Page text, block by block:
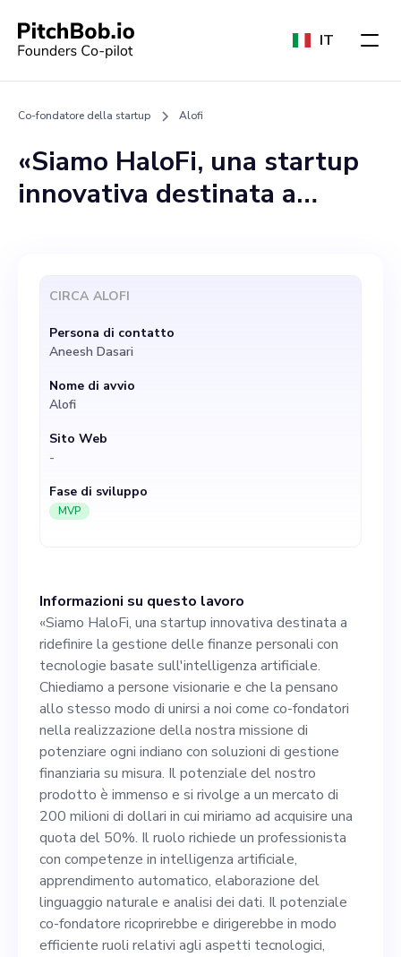
IT
Co-fondatore della startup Alofi
«Siamo HaloFi, una startup
innovativa destinata a
tecnologie basate
sull'intelligenza artificiale.
Chiediamo a persone
visionarie e che la pensano
allo stesso modo di unirsi a
noi come co-fondatori nella
realizzazione della nostra
missione di potenziare ogni
misura. Il potenziale del
nostro prodotto è immenso e
si rivolge a un mercato di
200 milioni di dollari in cui
miriamo ad acquisire una
quota del 50%. Il ruolo
richiede un professionista
con competenze in
intelligenza artificiale,
apprendimento automatico,
elaborazione del linguaggio
Informazioni su questo lavoro
«Siamo HaloFi, una startup innovativa destinata a
ridefinire la gestione delle finanze personali con
tecnologie basate sull'intelligenza artificiale.
Chiediamo a persone visionarie e che la pensano
allo stesso modo di unirsi a noi come co-fondatori
nella realizzazione della nostra missione di
potenziare ogni indiano con soluzioni di gestione
finanziaria su misura. Il potenziale del nostro
prodotto è immenso e si rivolge a un mercato di
200 milioni di dollari in cui miriamo ad acquisire una
quota del 50%. Il ruolo richiede un professionista
con competenze in intelligenza artificiale,
apprendimento automatico, elaborazione del
linguaggio naturale e analisi dei dati. Il potenziale
co-fondatore ricoprirebbe e dirigerebbe in modo
efficiente ruoli relativi agli aspetti tecnologici,
CIRCA ALOFI
Persona di contatto
Aneesh Dasari
Nome di avvio
Alofi
Sito Web
-
Fase di sviluppo
MVP